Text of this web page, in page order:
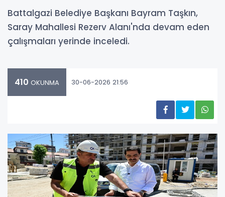
Battalgazi Belediye Başkanı Bayram Taşkın,
Saray Mahallesi Rezerv Alanı'nda devam eden
çalışmaları yerinde inceledi.
410 OKUNMA 30-06-2026 21:56